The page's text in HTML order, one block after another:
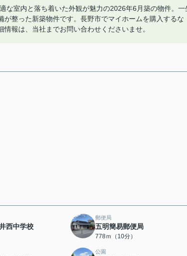
な室内と落ち着いた外観が魅力の2026年6月築の物件。一
整った新築物件です。長野市でマイホームを購入するな
報は、当社までお問い合わせくださいませ。
西中学校
郵便局
五明簡易郵便局
778ｍ（10分）
公園